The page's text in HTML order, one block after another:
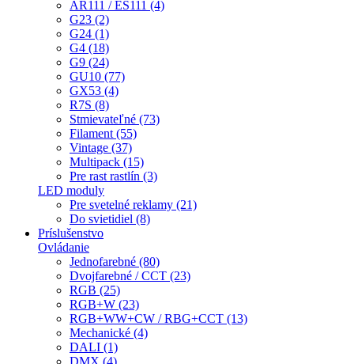
AR111 / ES111 (4)
G23 (2)
G24 (1)
G4 (18)
G9 (24)
GU10 (77)
GX53 (4)
R7S (8)
Stmievateľné (73)
Filament (55)
Vintage (37)
Multipack (15)
Pre rast rastlín (3)
LED moduly
Pre svetelné reklamy (21)
Do svietidiel (8)
Príslušenstvo
Ovládanie
Jednofarebné (80)
Dvojfarebné / CCT (23)
RGB (25)
RGB+W (23)
RGB+WW+CW / RBG+CCT (13)
Mechanické (4)
DALI (1)
DMX (4)